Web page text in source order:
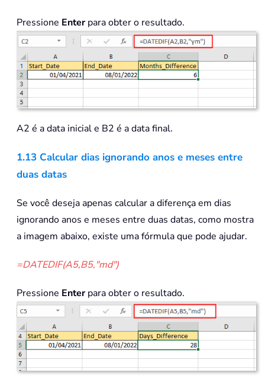
Pressione Enterpara obter o resultado.
A2 é a data inicial e B2 é a data final.
1.13 Calcular dias ignorando anos e meses entre
duas datas
Se você deseja apenas calcular a diferença em dias
ignorando anos e meses entre duas datas, como mostra
a imagem abaixo, existe uma fórmula que pode ajudar.
=DATEDIF(A5,B5,"md")
Pressione Enterpara obter o resultado.